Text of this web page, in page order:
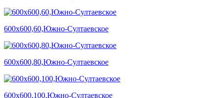
600х600,60,Южно-Султаевское
600х600,80,Южно-Султаевское
600х600,100,Южно-Султаевское